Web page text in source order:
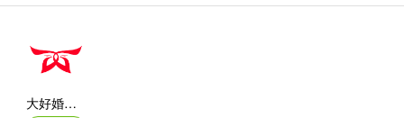
大好婚礼(婚礼一站式服务)使用说明
应有尽有，满足不同需求。
大好婚礼app